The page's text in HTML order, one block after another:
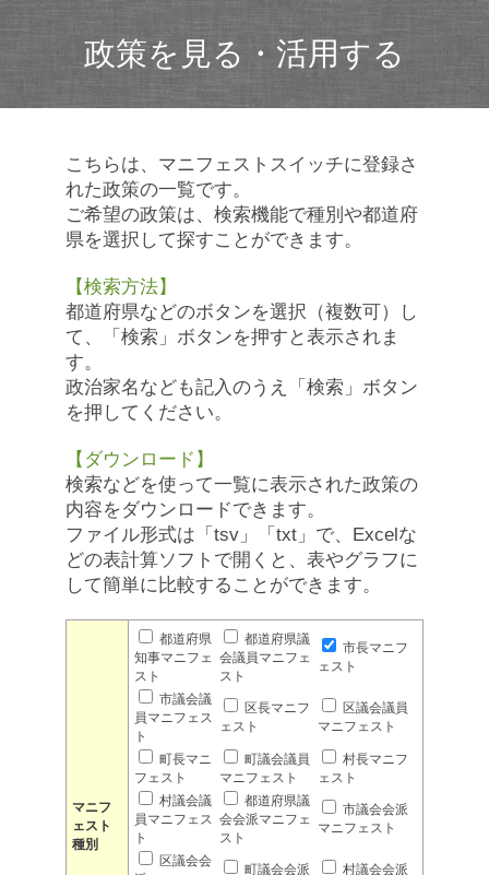
政策を見る・活用する
こちらは、マニフェストスイッチに登録さ
れた政策の一覧です。
ご希望の政策は、検索機能で種別や都道府
県を選択して探すことができます。
【検索方法】
都道府県などのボタンを選択（複数可）し
て、「検索」ボタンを押すと表示されま
す。
政治家名なども記入のうえ「検索」ボタン
を押してください。
【ダウンロード】
検索などを使って一覧に表示された政策の
内容をダウンロードできます。
ファイル形式は「tsv」「txt」で、Excelな
どの表計算ソフトで開くと、表やグラフに
して簡単に比較することができます。
マニフ
ェスト
種別
都道府県
知事マニフェ
スト
都道府県議
会議員マニフェ
スト
市長マニフ
ェスト
市議会議
員マニフェス
ト
区長マニフ
ェスト
区議会議員
マニフェスト
町長マニ
フェスト
町議会議員
マニフェスト
村長マニフ
ェスト
村議会議
員マニフェス
ト
都道府県議
会会派マニフェ
スト
市議会会派
マニフェスト
区議会会
町議会会派
村議会会派